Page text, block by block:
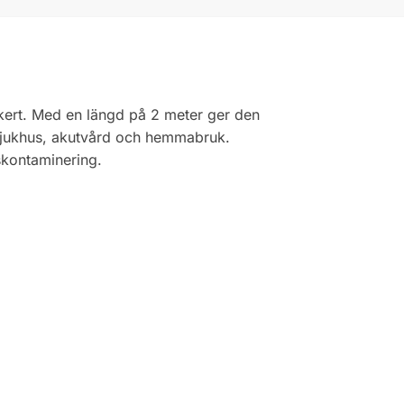
Med en längd på 2 meter ger den
akutvård och hemmabruk.